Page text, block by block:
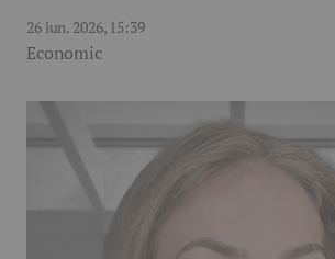
26 iun. 2026, 15:39
Economic